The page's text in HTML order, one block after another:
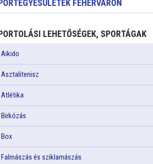
FEHÉRVÁRON
LEHETŐSÉGEK, SPORTÁGAK
Aikido
Asztalitenisz
Atlétika
Birkózás
Box
Falmászás és sziklamászás